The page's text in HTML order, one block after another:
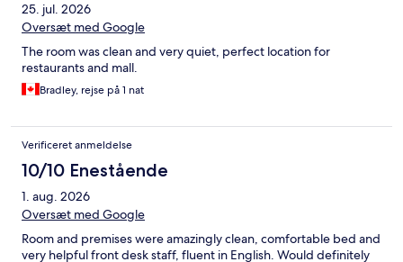
25. jul. 2026
Oversæt med Google
The room was clean and very quiet, perfect location for
restaurants and mall.
Bradley, rejse på 1 nat
Verificeret anmeldelse
10/10 Enestående
1. aug. 2026
Oversæt med Google
Room and premises were amazingly clean, comfortable bed and
very helpful front desk staff, fluent in English. Would definitely